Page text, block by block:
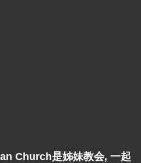
Church是姊妹教会, 一起